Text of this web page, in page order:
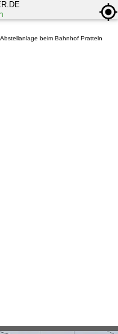
beim Bahnhof Pratteln